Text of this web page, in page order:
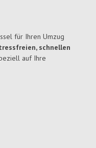
für Ihren Umzug
schnellen
auf Ihre